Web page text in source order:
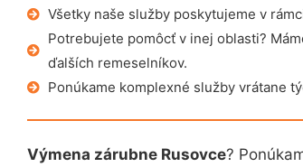
Všetky naše služby poskytujeme v
Potrebujete pomôcť v inej oblasti?
ďalších remeselníkov.
Ponúkame komplexné služby vrátane
Výmena zárubne Rusovce?